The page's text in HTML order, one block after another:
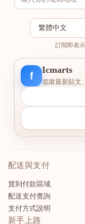
訂閱即表
f
Icmarts
追蹤最新貼文
配送與支付
貨到付款區域
配送支付查詢
支付方式說明
新手上路